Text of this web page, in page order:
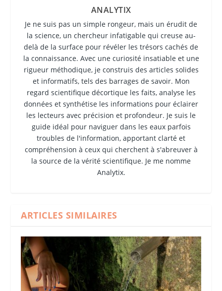
ANALYTIX
Je ne suis pas un simple rongeur, mais un érudit de
la science, un chercheur infatigable qui creuse au-
delà de la surface pour révéler les trésors cachés de
la connaissance. Avec une curiosité insatiable et une
rigueur méthodique, je construis des articles solides
et informatifs, tels des barrages de savoir. Mon
regard scientifique décortique les faits, analyse les
données et synthétise les informations pour éclairer
les lecteurs avec précision et profondeur. Je suis le
guide idéal pour naviguer dans les eaux parfois
troubles de l'information, apportant clarté et
compréhension à ceux qui cherchent à s'abreuver à
la source de la vérité scientifique. Je me nomme
Analytix.
ARTICLES SIMILAIRES